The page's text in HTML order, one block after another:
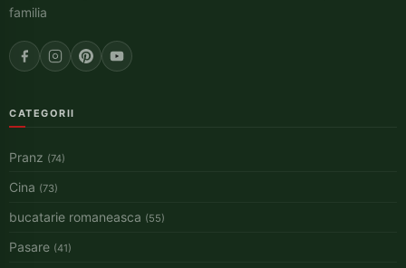
familia
CATEGORII
Pranz (74)
Cina (73)
bucatarie romaneasca (55)
Pasare (41)